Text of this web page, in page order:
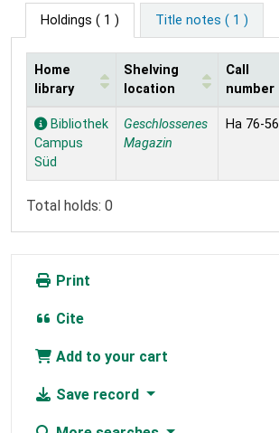
Holdings ( 1 ) Title notes ( 1 )
Holdings
Home
library
Shelving
location
Call
number
Bibliothek
Campus
Süd
Geschlossenes
Magazin
Ha 76-56
Total holds: 0
Print
Cite
Add to your cart
Save record